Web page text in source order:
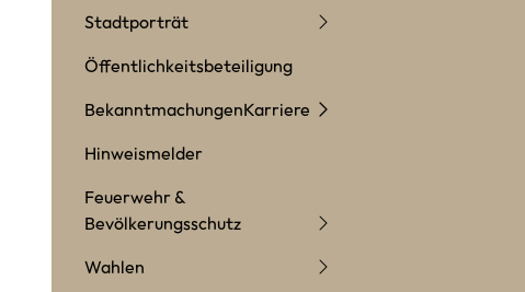
Stadtporträt
Öffentlichkeitsbeteiligung
BekanntmachungenKarriere
Hinweismelder
Feuerwehr &
Bevölkerungsschutz
Wahlen